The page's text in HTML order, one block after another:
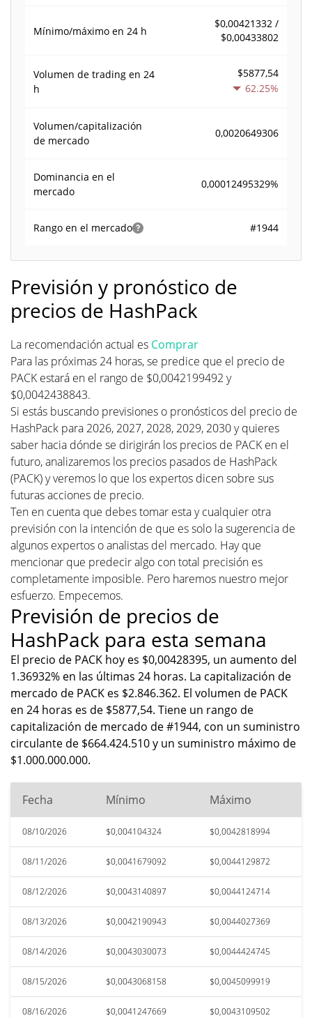
Mínimo/máximo en 24 h
$0,00421332 /
$0,00433802
Volumen de trading en 24
h
$5877,54
62.25%
Volumen/capitalización
de mercado
0,0020649306
Dominancia en el
mercado
0,00012495329%
Rango en el mercado #1944
Previsión y pronóstico de
precios de HashPack
La recomendación actual es Comprar
Para las próximas 24 horas, se predice que el precio de
PACK estará en el rango de $0,0042199492 y
$0,0042438843.
Si estás buscando previsiones o pronósticos del precio de
HashPack para 2026, 2027, 2028, 2029, 2030 y quieres
saber hacia dónde se dirigirán los precios de PACK en el
futuro, analizaremos los precios pasados de HashPack
(PACK) y veremos lo que los expertos dicen sobre sus
futuras acciones de precio.
Ten en cuenta que debes tomar esta y cualquier otra
previsión con la intención de que es solo la sugerencia de
algunos expertos o analistas del mercado. Hay que
mencionar que predecir algo con total precisión es
completamente imposible. Pero haremos nuestro mejor
esfuerzo. Empecemos.
Previsión de precios de
HashPack para esta semana
El precio de PACK hoy es $0,00428395, un aumento del
1.36932% en las últimas 24 horas. La capitalización de
mercado de PACK es $2.846.362. El volumen de PACK
en 24 horas es de $5877,54. Tiene un rango de
capitalización de mercado de #1944, con un suministro
circulante de $664.424.510 y un suministro máximo de
$1.000.000.000.
Fecha Mínimo Máximo
08/10/2026 $0,004104324 $0,0042818994
08/11/2026 $0,0041679092 $0,0044129872
08/12/2026 $0,0043140897 $0,0044124714
08/13/2026 $0,0042190943 $0,0044027369
08/14/2026 $0,0043030073 $0,0044424745
08/15/2026 $0,0043068158 $0,0045099919
08/16/2026 $0,0041247669 $0,0043109502